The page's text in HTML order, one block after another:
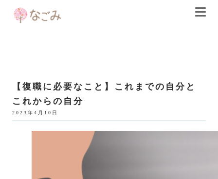
【復職に必要なこと】これまでの自分と
これからの自分
2023年4月10日